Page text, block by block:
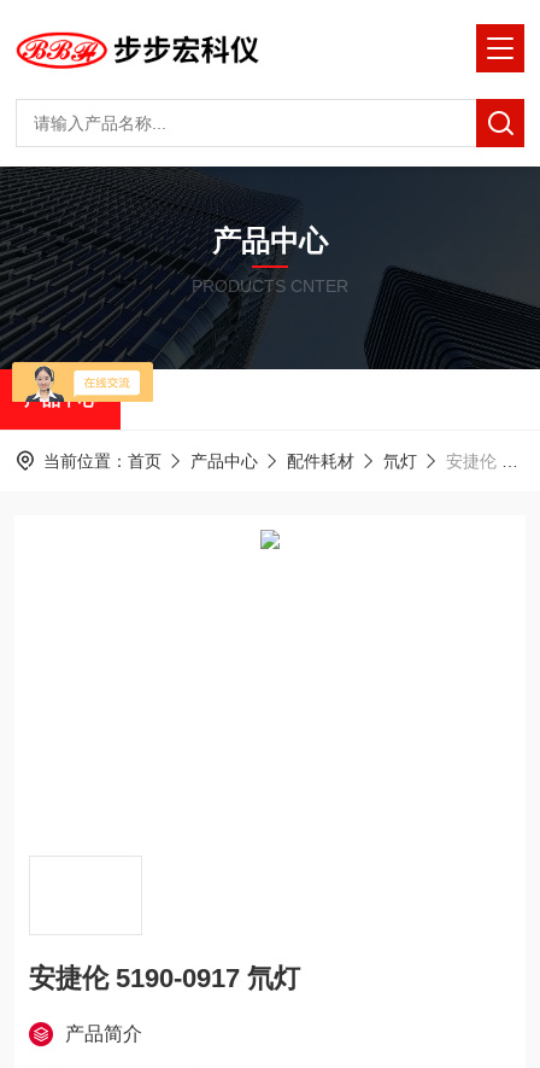
产品中心
PRODUCTS CNTER
产品中心
当前位置： 首页 产品中心 配件耗材 氘灯 安捷伦 5190-0917 氘灯
安捷伦 5190-0917 氘灯
产品简介